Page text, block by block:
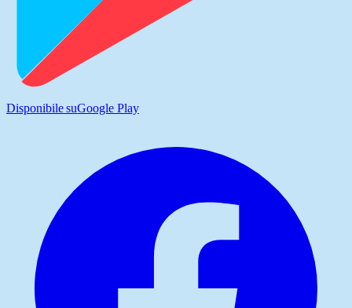
Disponibile suGoogle Play